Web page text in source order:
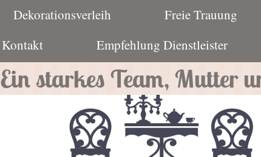
Dekorationsverleih Freie Trauung
Kontakt
Empfehlung Dienstleister
Ein starkes Team, Mutter